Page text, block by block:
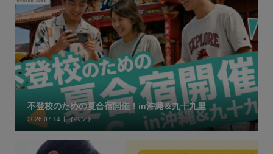
不登校のための夏合宿開催！in沖縄＆九十九里
2026.07.14 イベント